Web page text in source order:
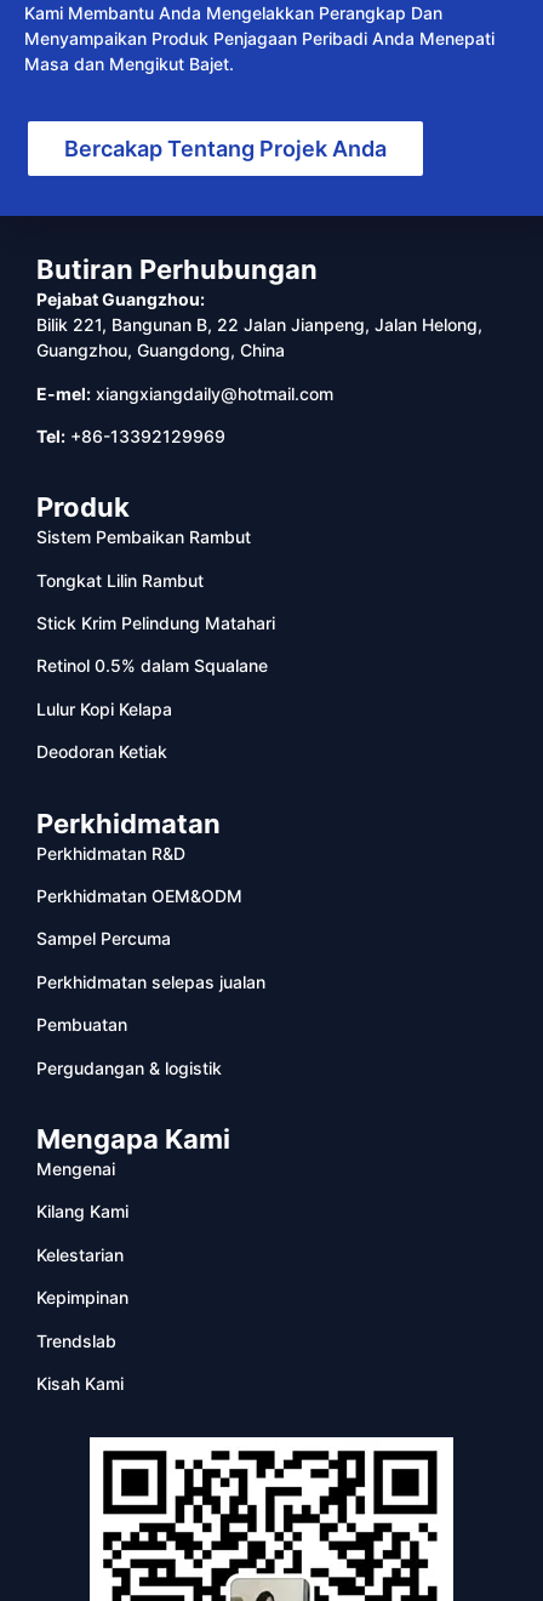
Kami Membantu Anda Mengelakkan Perangkap Dan
Menyampaikan Produk Penjagaan Peribadi Anda Menepati
Masa dan Mengikut Bajet.
Bercakap Tentang Projek Anda
Butiran Perhubungan
Pejabat Guangzhou:
Bilik 221, Bangunan B, 22 Jalan Jianpeng, Jalan Helong,
Guangzhou, Guangdong, China
E-mel: xiangxiangdaily@hotmail.com
Tel: +86-13392129969
Produk
Sistem Pembaikan Rambut
Tongkat Lilin Rambut
Stick Krim Pelindung Matahari
Retinol 0.5% dalam Squalane
Lulur Kopi Kelapa
Deodoran Ketiak
Perkhidmatan
Perkhidmatan R&D
Perkhidmatan OEM&ODM
Sampel Percuma
Perkhidmatan selepas jualan
Pembuatan
Pergudangan & logistik
Mengapa Kami
Mengenai
Kilang Kami
Kelestarian
Kepimpinan
Trendslab
Kisah Kami